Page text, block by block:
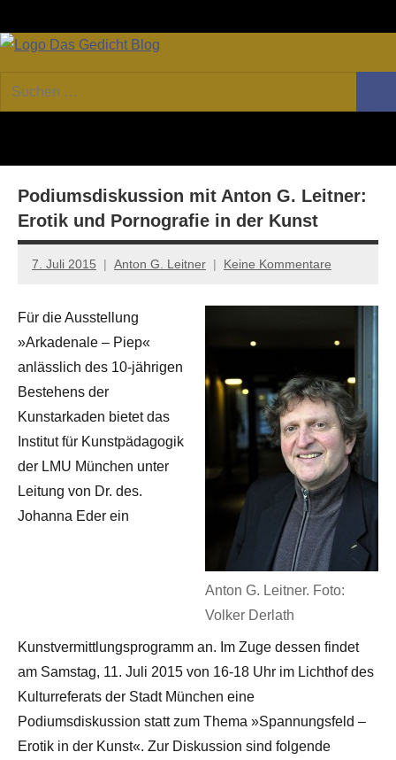
Inhalt
GEDICHT
Forum
von
Lyrik,
Essay
Suchen
nach:
Podiumsdiskussion mit Anton G. Leitner:
Erotik und Pornografie in der Kunst
7. Juli 2015 Anton G. Leitner Keine Kommentare
Anton G. Leitner. Foto:
Volker Derlath
Für die Ausstellung
»Arkadenale – Piep«
anlässlich des 10-jährigen
Bestehens der
Kunstarkaden bietet das
Institut für Kunstpädagogik
der LMU München unter
Leitung von Dr. des.
Johanna Eder ein
Kunstvermittlungsprogramm an. Im Zuge dessen findet
am Samstag, 11. Juli 2015 von 16-18 Uhr im Lichthof des
Kulturreferats der Stadt München eine
Podiumsdiskussion statt zum Thema »Spannungsfeld –
Erotik in der Kunst«. Zur Diskussion sind folgende